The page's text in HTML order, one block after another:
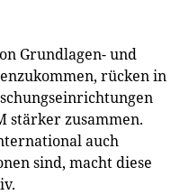
Grundlagen- und
rücken in
stärker zusammen.
auch
sind, macht diese